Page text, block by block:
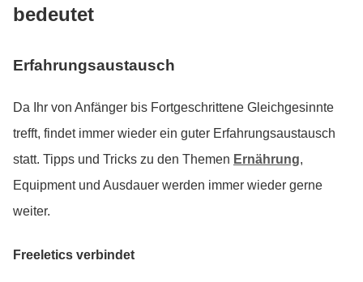
bedeutet
Erfahrungsaustausch
Da Ihr von Anfänger bis Fortgeschrittene Gleichgesinnte
trefft, findet immer wieder ein guter Erfahrungsaustausch
statt. Tipps und Tricks zu den Themen Ernährung,
Equipment und Ausdauer werden immer wieder gerne
weiter.
Freeletics verbindet